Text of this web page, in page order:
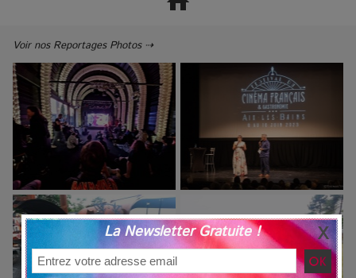
Voir nos Reportages Photos ⇢
La Newsletter Gratuite !